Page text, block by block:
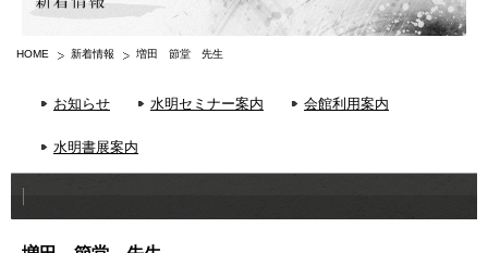
HOME 新着情報 増田 節堂 先生
お知らせ 水明セミナー案内 会館利用案内
水明書展案内